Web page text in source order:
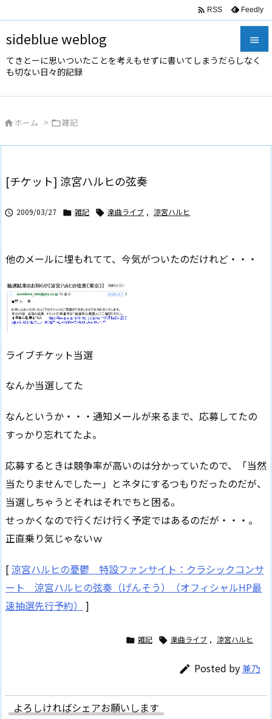
sideblue weblog
てきとーに思いついたことを考えもせずに書いてしまうだらしなく
も切ない日々的記録



 RSS Feedly
 ホーム > 雑記
[チケット] 涼宮ハルヒの弦奏
 2009/03/27  雑記  楽曲ライブ , 涼宮ハルヒ
他のメールに埋もれてて、今気がついたのだけれど・・・
ライブチケット当選
なんか当選してた
なんというか・・・通知メールが来るまで、応募してたの
すっかり忘れてたよ。
応募するときは競争率が高いのは分かっていたので、「当然
当たりませんでしたー」とネタにするつもりだったのだが、
当選しちゃうとそれはそれでちと困る。
せっかくなので行くだけ行く予定ではあるのだが・・・。
正直乗り気じゃないｗ
[涼宮ハルヒの憂鬱 特設ファンサイト：クラシックコンサ
ート 涼宮ハルヒの弦奏（げんそう）（オフィシャルHP最
速抽選先行予約）
]
 雑記  楽曲ライブ , 涼宮ハルヒ
 Posted by兼乃
よろしければシェアお願いします